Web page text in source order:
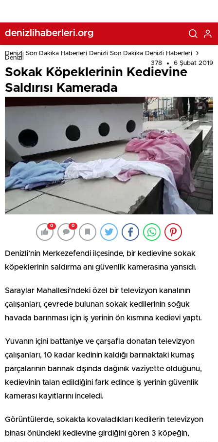
denizlihaberleri.org
Denizli Son Dakika Haberleri Denizli Son Dakika Denizli Haberleri
Denizli
378
6 Şubat 2019
Sokak Köpeklerinin Kedievine
Saldırısı Kamerada
0 0
Denizli’nin Merkezefendi ilçesinde, bir kedievine sokak
köpeklerinin saldırma anı güvenlik kamerasına yansıdı.
Saraylar Mahallesi’ndeki özel bir televizyon kanalının
çalışanları, çevrede bulunan sokak kedilerinin soğuk
havada barınması için iş yerinin ön kısmına kedievi yaptı.
Yuvanın içini battaniye ve çarşafla donatan televizyon
çalışanları, 10 kadar kedinin kaldığı barınaktaki kumaş
parçalarının barınak dışında dağınık vaziyette olduğunu,
kedievinin talan edildiğini fark edince iş yerinin güvenlik
kamerası kayıtlarını inceledi.
Görüntülerde, sokakta kovaladıkları kedilerin televizyon
binası önündeki kedievine girdiğini gören 3 köpeğin,